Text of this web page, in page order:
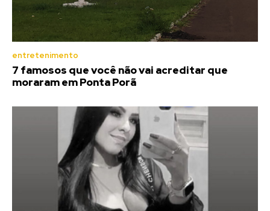
entretenimento
7 famosos que você não vai acreditar que
moraram em Ponta Porã